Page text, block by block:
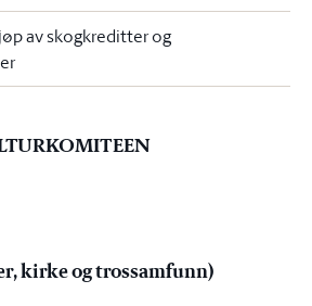
av skogkreditter og
kirke og trossamfunn)